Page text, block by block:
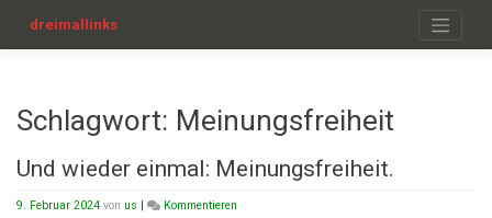
dreimallinks
Schlagwort: Meinungsfreiheit
Und wieder einmal: Meinungsfreiheit.
9. Februar 2024 von us Kommentieren